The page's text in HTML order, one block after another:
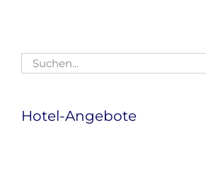
Suche
nach:
Hotel-Angebote